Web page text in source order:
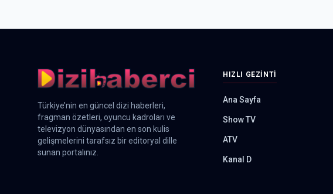
Türkiye’nin en güncel dizi haberleri,
fragman özetleri, oyuncu kadroları ve
televizyon dünyasından en son kulis
gelişmelerini tarafsız bir editoryal dille
sunan portalınız.
HIZLI GEZINTI
Ana Sayfa
Show TV
ATV
Kanal D